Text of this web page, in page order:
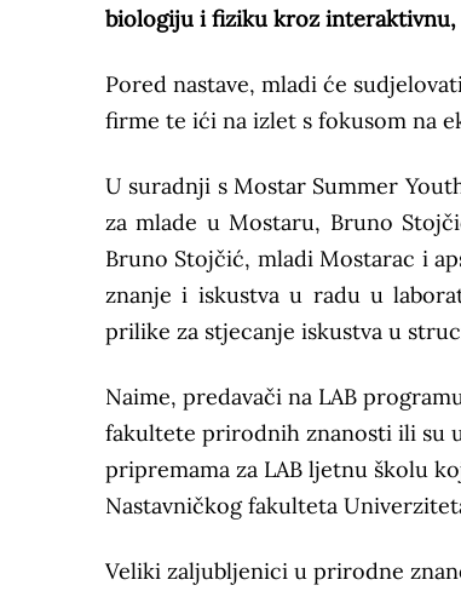
biologiju i fiziku kroz
Pored nastave, mladi će
firme te ići na izlet s fokusom na
U suradnji s Mostar Summer
za mlade u Mostaru, Bruno
Bruno Stojčić, mladi Mostarac i
znanje i iskustva u radu u
prilike za stjecanje iskustva u
Naime, predavači na LAB
fakultete prirodnih znanosti ili su
pripremama za LAB ljetnu školu
Nastavničkog fakulteta
Veliki zaljubljenici u prirodne